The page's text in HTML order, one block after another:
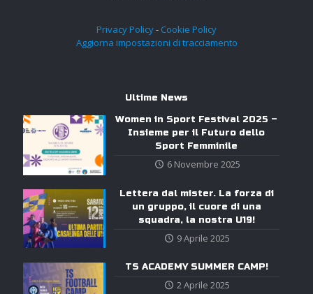
Privacy Policy- Cookie Policy
Aggiorna impostazioni di tracciamento
Ultime News
Women in Sport Festival 2025 –
Insieme per il Futuro dello
Sport Femminile
6 Novembre 2025
Lettera dal mister. La forza di
un gruppo, il cuore di una
squadra, la nostra U19!
9 Aprile 2025
TS ACADEMY SUMMER CAMP!
2 Aprile 2025